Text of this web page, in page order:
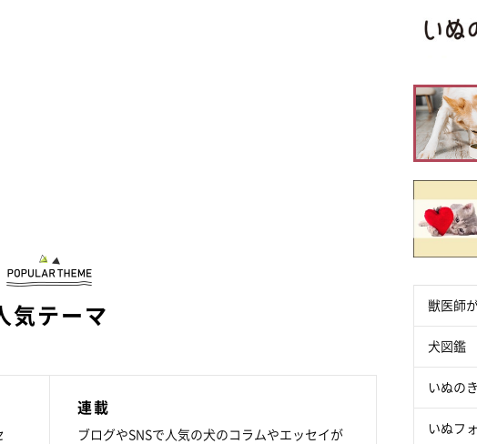
気テーマ
連載
ブログやSNSで人気の犬のコラムやエッセイが
獣医師
犬図鑑
いぬの
いぬフ